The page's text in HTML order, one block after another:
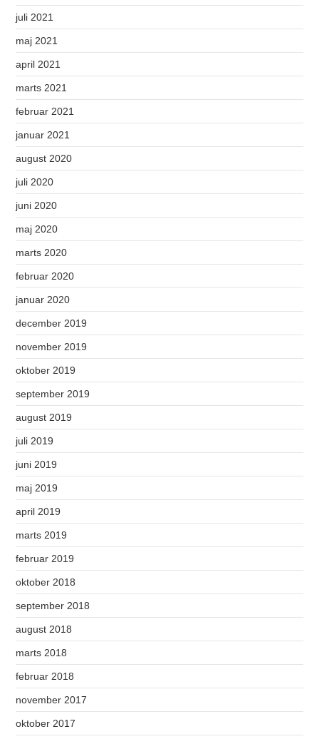
juli 2021
maj 2021
april 2021
marts 2021
februar 2021
januar 2021
august 2020
juli 2020
juni 2020
maj 2020
marts 2020
februar 2020
januar 2020
december 2019
november 2019
oktober 2019
september 2019
august 2019
juli 2019
juni 2019
maj 2019
april 2019
marts 2019
februar 2019
oktober 2018
september 2018
august 2018
marts 2018
februar 2018
november 2017
oktober 2017